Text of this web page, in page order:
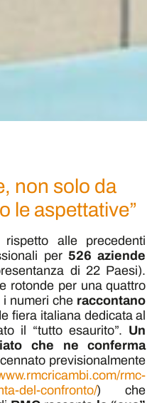
non solo da
le aspettative”
rispetto alle precedenti
per526 aziende
di 22 Paesi).
rotonde per una quattro
numeri che raccontano
fiera italiana dedicata al
il “tutto esaurito”. Un
che ne conferma
previsionalmente
rmc-
del-confronto/) che